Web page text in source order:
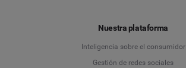
Nuestra plataforma
Inteligencia sobre el consumidor
Gestión de redes sociales